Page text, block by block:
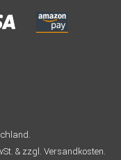
& zzgl. Versandkosten.